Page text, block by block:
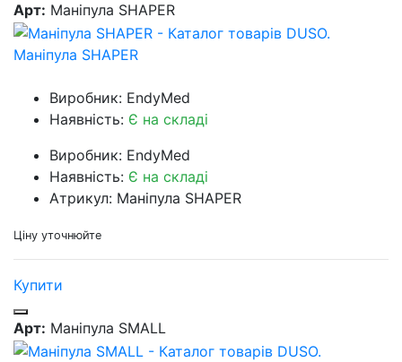
Арт: Маніпула SHAPER
Маніпула SHAPER
Виробник: EndyMed
Наявність: Є на складі
Виробник: EndyMed
Наявність: Є на складі
Атрикул: Маніпула SHAPER
Ціну уточнюйте
Купити
Арт: Маніпула SMALL